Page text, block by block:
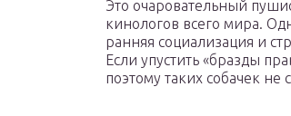
Это очаровательный
кинологов всего мира.
ранняя социализация и
Если упустить «бразды
поэтому таких собачек не